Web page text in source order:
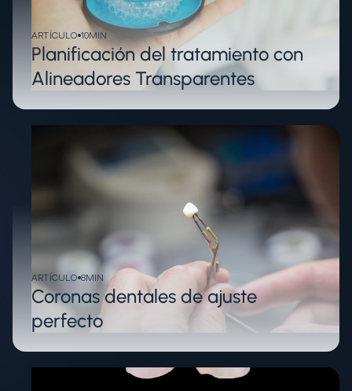
ARTÍCULO 10MIN
Planificación del tratamiento con
Alineadores Transparentes
ARTÍCULO 8MIN
Coronas dentales de ajuste
perfecto